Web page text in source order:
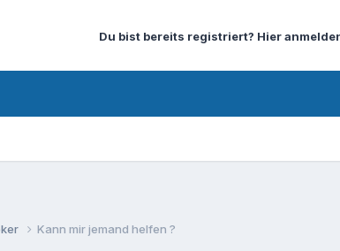
Du bist bereits registriert? Hier
Kann mir jemand helfen ?